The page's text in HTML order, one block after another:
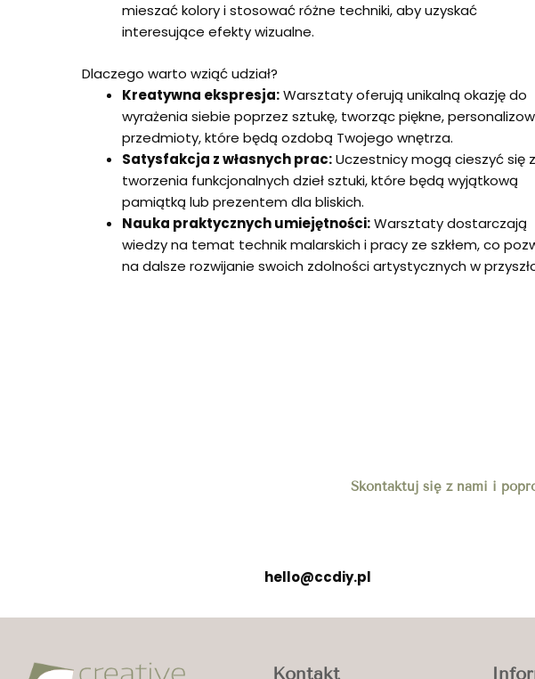
mieszać kolory i stosować różne techniki, aby uzyskać
interesujące efekty wizualne.
Dlaczego warto wziąć udział?
Kreatywna ekspresja:Warsztaty oferują unikalną okazję do
wyrażenia siebie poprzez sztukę, tworząc piękne,
przedmioty, które będą ozdobą Twojego wnętrza.
Satysfakcja z własnych prac:Uczestnicy mogą cieszyć się z
tworzenia funkcjonalnych dzieł sztuki, które będą wyjątkową
pamiątką lub prezentem dla bliskich.
Nauka praktycznych umiejętności:Warsztaty dostarczają
wiedzy na temat technik malarskich i pracy ze szkłem, co
na dalsze rozwijanie swoich zdolności artystycznych w
Skontaktuj się z nami i
hello@ccdiy.pl
Kontakt